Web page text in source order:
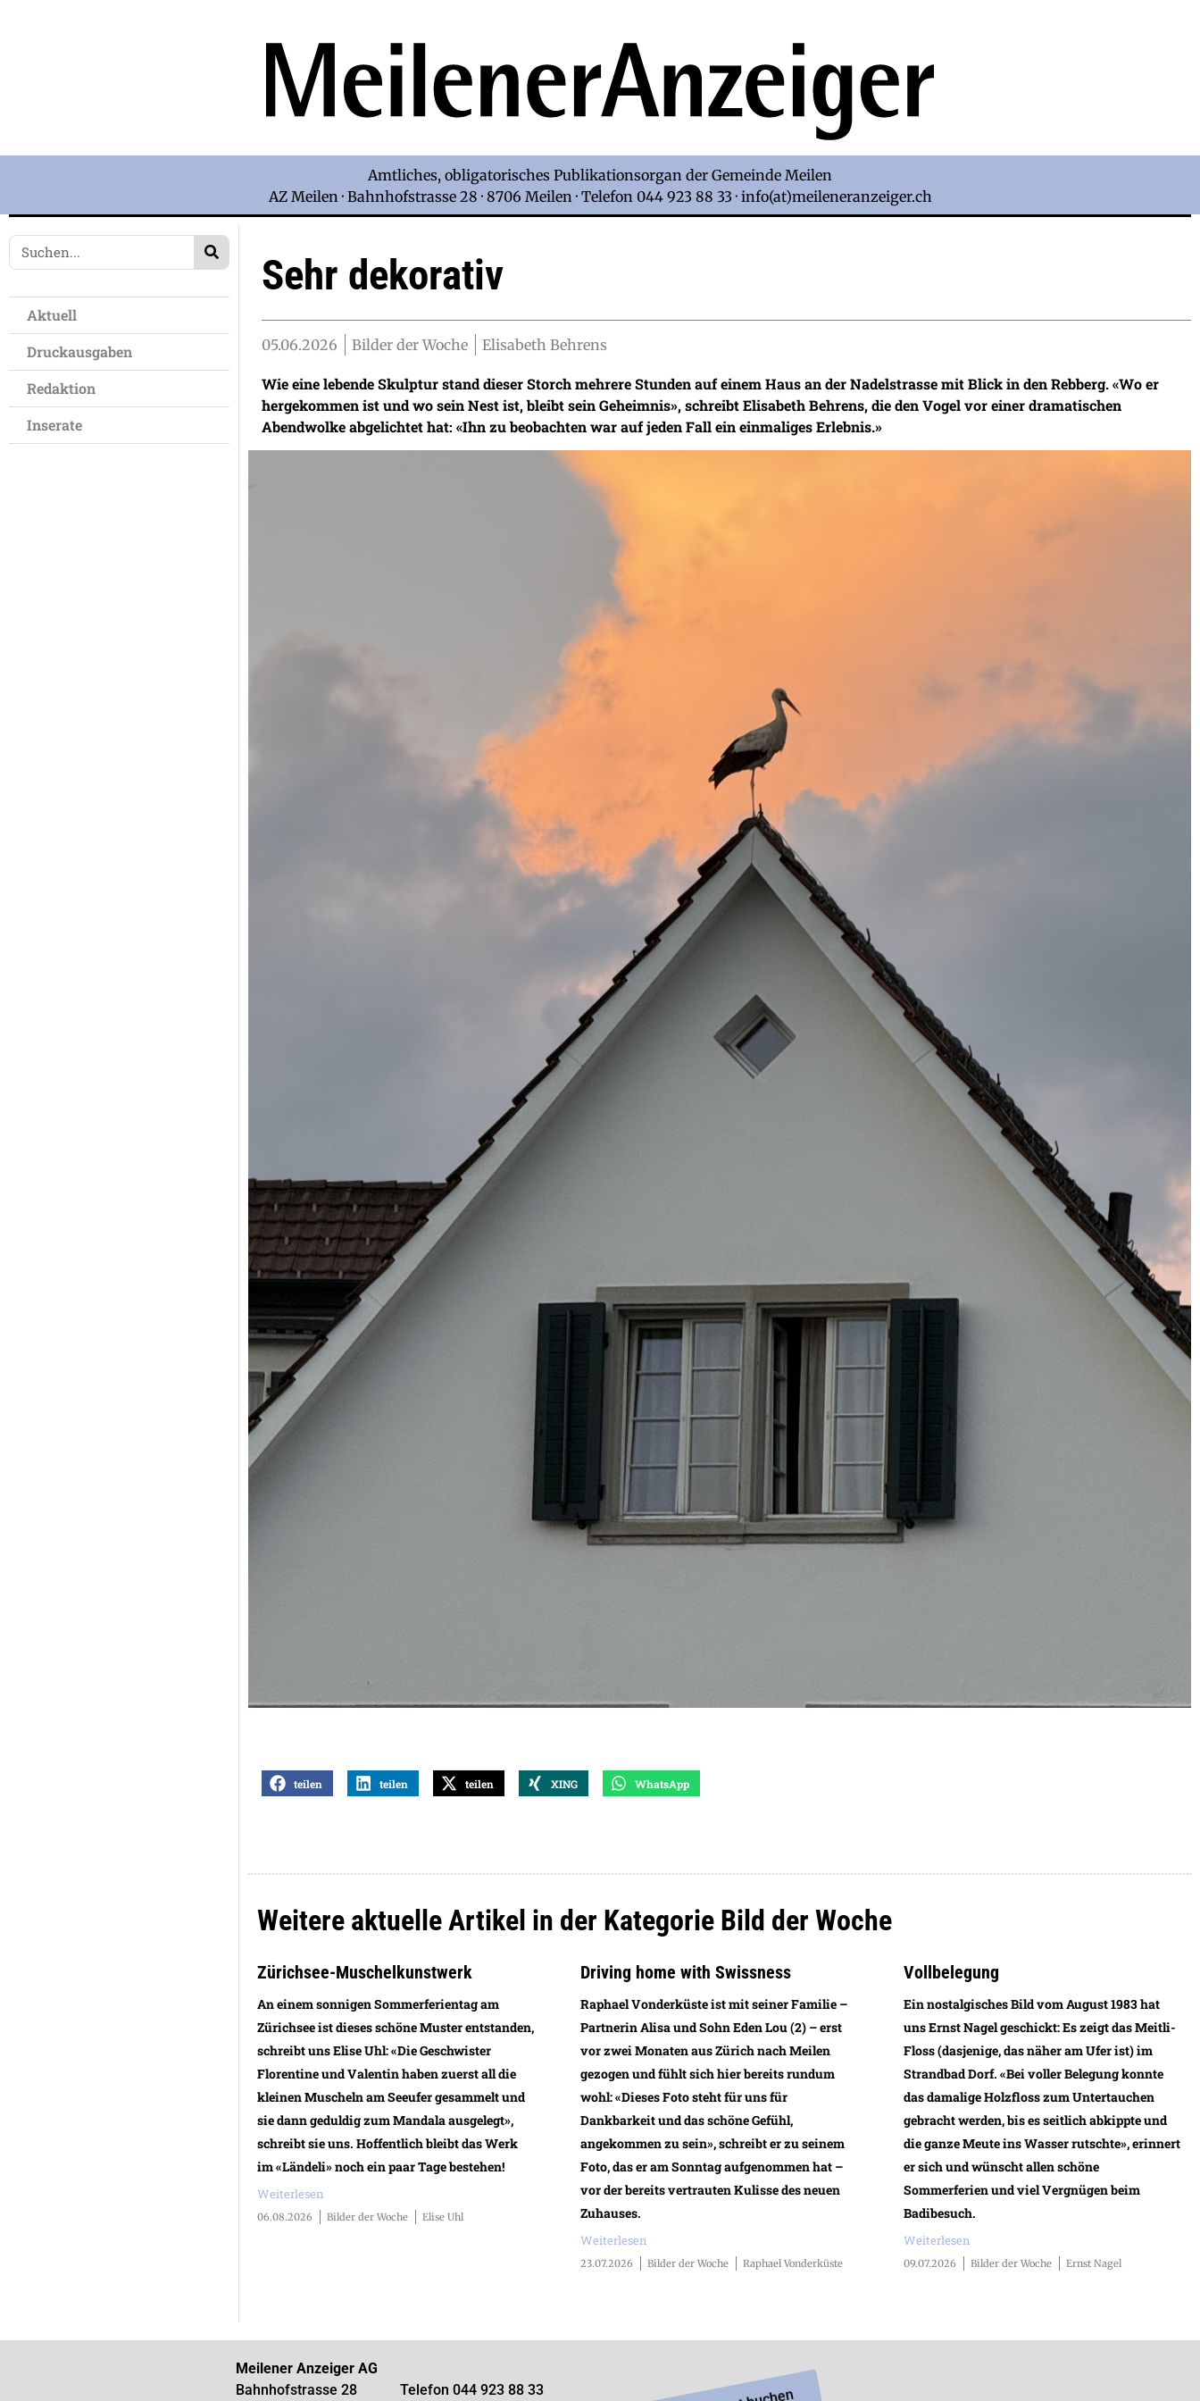
Amtliches, obligatorisches Publikationsorgan der Gemeinde Meilen
AZ Meilen · Bahnhofstrasse 28 · 8706 Meilen · Telefon 044 923 88 33 · info(at)meileneranzeiger.ch
Aktuell
Druckausgaben
Redaktion
Inserate
Sehr dekorativ
05.06.2026 Bilder der Woche Elisabeth Behrens
Wie eine lebende Skulptur stand dieser Storch mehrere Stunden auf einem Haus an der Nadelstrasse mit Blick in den Rebberg. «Wo er
hergekommen ist und wo sein Nest ist, bleibt sein Geheimnis», schreibt Elisabeth Behrens, die den Vogel vor einer dramatischen
Abendwolke abgelichtet hat: «Ihn zu beobachten war auf jeden Fall ein einmaliges Erlebnis.»
teilen teilen teilen XING WhatsApp
Weitere aktuelle Artikel in der Kategorie Bild der Woche
Zürichsee-Muschelkunstwerk
An einem sonnigen Sommerferientag am
Zürichsee ist dieses schöne Muster entstanden,
schreibt uns Elise Uhl: «Die Geschwister
Florentine und Valentin haben zuerst all die
kleinen Muscheln am Seeufer gesammelt und
sie dann geduldig zum Mandala ausgelegt»,
schreibt sie uns. Hoffentlich bleibt das Werk
im «Ländeli» noch ein paar Tage bestehen!
Weiterlesen
06.08.2026 Bilder der Woche Elise Uhl
Driving home with Swissness
Raphael Vonderküste ist mit seiner Familie –
Partnerin Alisa und Sohn Eden Lou (2) – erst
vor zwei Monaten aus Zürich nach Meilen
gezogen und fühlt sich hier bereits rundum
wohl: «Dieses Foto steht für uns für
Dankbarkeit und das schöne Gefühl,
angekommen zu sein», schreibt er zu seinem
Foto, das er am Sonntag aufgenommen hat –
vor der bereits vertrauten Kulisse des neuen
Zuhauses.
Weiterlesen
23.07.2026 Bilder der Woche Raphael Vonderküste
Vollbelegung
Ein nostalgisches Bild vom August 1983 hat
uns Ernst Nagel geschickt: Es zeigt das Meitli-
Floss (dasjenige, das näher am Ufer ist) im
Strandbad Dorf. «Bei voller Belegung konnte
das damalige Holzfloss zum Untertauchen
gebracht werden, bis es seitlich abkippte und
die ganze Meute ins Wasser rutschte», erinnert
er sich und wünscht allen schöne
Sommerferien und viel Vergnügen beim
Badibesuch.
Weiterlesen
09.07.2026 Bilder der Woche Ernst Nagel
Meilener Anzeiger AG
Bahnhofstrasse 28
Telefon 044 923 88 33